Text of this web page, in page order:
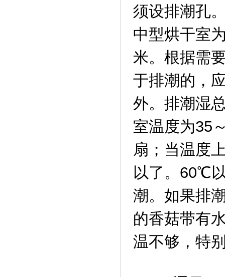
须设排潮孔
中型烘干室
米。根据需
于排潮的，
外。排潮湿
室温度为35
扇；当温度
以了。60℃
潮。如果排
的香菇带有
温不够，特